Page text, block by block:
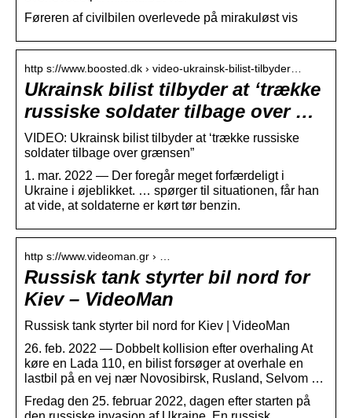
Føreren af civilbilen overlevede på mirakuløst vis
http s://www.boosted.dk › video-ukrainsk-bilist-tilbyder…
Ukrainsk bilist tilbyder at ‘trække
russiske soldater tilbage over …
VIDEO: Ukrainsk bilist tilbyder at ‘trække russiske
soldater tilbage over grænsen”
1. mar. 2022 — Der foregår meget forfærdeligt i
Ukraine i øjeblikket. … spørger til situationen, får han
at vide, at soldaterne er kørt tør benzin.
http s://www.videoman.gr › …
Russisk tank styrter bil nord for
Kiev – VideoMan
Russisk tank styrter bil nord for Kiev | VideoMan
26. feb. 2022 — Dobbelt kollision efter overhaling At
køre en Lada 110, en bilist forsøger at overhale en
lastbil på en vej nær Novosibirsk, Rusland, Selvom …
Fredag ​​den 25. februar 2022, dagen efter starten på